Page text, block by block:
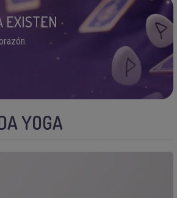
EXISTEN
YOGA